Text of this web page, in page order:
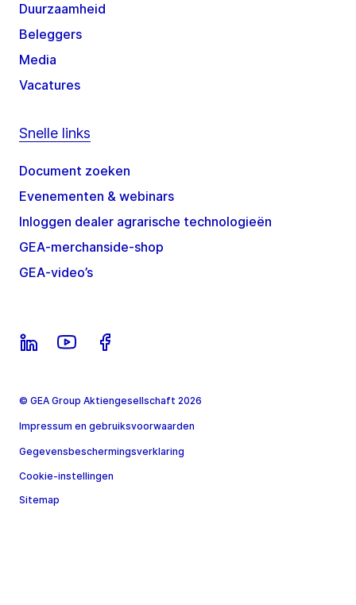
Duurzaamheid
Beleggers
Media
Vacatures
Snelle links
Document zoeken
Evenementen & webinars
Inloggen dealer agrarische technologieën
GEA-merchanside-shop
GEA-video’s
© GEA Group Aktiengesellschaft 2026
Impressum en gebruiksvoorwaarden
Gegevensbeschermingsverklaring
Cookie-instellingen
Sitemap